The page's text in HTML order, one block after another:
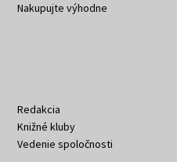
Nakupujte výhodne
Redakcia
Knižné kluby
Vedenie spoločnosti